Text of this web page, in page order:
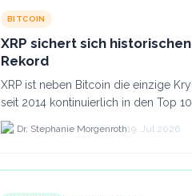
BITCOIN
XRP sichert sich
Rekord
XRP ist neben Bitcoin die einzige
seit 2014 kontinuierlich in den Top
Marktkapitalisierung verblieb.
Dr. Stephanie Morgenroth19. Jul 2026